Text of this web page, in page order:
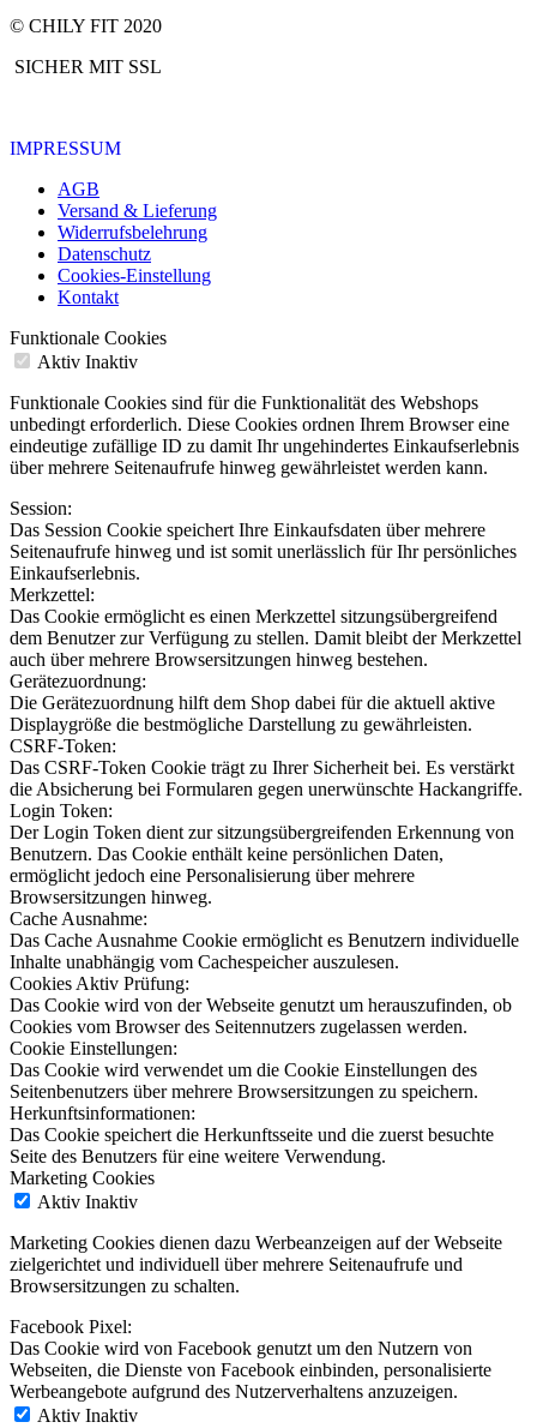
© CHILY FIT 2020
SICHER MIT SSL
IMPRESSUM
AGB
Versand & Lieferung
Widerrufsbelehrung
Datenschutz
Cookies-Einstellung
Kontakt
Funktionale Cookies
Aktiv Inaktiv
Funktionale Cookies sind für die Funktionalität des Webshops
unbedingt erforderlich. Diese Cookies ordnen Ihrem Browser eine
eindeutige zufällige ID zu damit Ihr ungehindertes Einkaufserlebnis
über mehrere Seitenaufrufe hinweg gewährleistet werden kann.
Session:
Das Session Cookie speichert Ihre Einkaufsdaten über mehrere
Seitenaufrufe hinweg und ist somit unerlässlich für Ihr persönliches
Einkaufserlebnis.
Merkzettel:
Das Cookie ermöglicht es einen Merkzettel sitzungsübergreifend
dem Benutzer zur Verfügung zu stellen. Damit bleibt der Merkzettel
auch über mehrere Browsersitzungen hinweg bestehen.
Gerätezuordnung:
Die Gerätezuordnung hilft dem Shop dabei für die aktuell aktive
Displaygröße die bestmögliche Darstellung zu gewährleisten.
CSRF-Token:
Das CSRF-Token Cookie trägt zu Ihrer Sicherheit bei. Es verstärkt
die Absicherung bei Formularen gegen unerwünschte Hackangriffe.
Login Token:
Der Login Token dient zur sitzungsübergreifenden Erkennung von
Benutzern. Das Cookie enthält keine persönlichen Daten,
ermöglicht jedoch eine Personalisierung über mehrere
Browsersitzungen hinweg.
Cache Ausnahme:
Das Cache Ausnahme Cookie ermöglicht es Benutzern individuelle
Inhalte unabhängig vom Cachespeicher auszulesen.
Cookies Aktiv Prüfung:
Das Cookie wird von der Webseite genutzt um herauszufinden, ob
Cookies vom Browser des Seitennutzers zugelassen werden.
Cookie Einstellungen:
Das Cookie wird verwendet um die Cookie Einstellungen des
Seitenbenutzers über mehrere Browsersitzungen zu speichern.
Herkunftsinformationen:
Das Cookie speichert die Herkunftsseite und die zuerst besuchte
Seite des Benutzers für eine weitere Verwendung.
Marketing Cookies
Aktiv Inaktiv
Marketing Cookies dienen dazu Werbeanzeigen auf der Webseite
zielgerichtet und individuell über mehrere Seitenaufrufe und
Browsersitzungen zu schalten.
Facebook Pixel:
Das Cookie wird von Facebook genutzt um den Nutzern von
Webseiten, die Dienste von Facebook einbinden, personalisierte
Werbeangebote aufgrund des Nutzerverhaltens anzuzeigen.
Aktiv Inaktiv